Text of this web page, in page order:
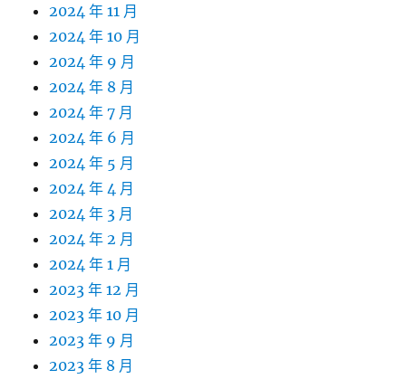
2024 年 11 月
2024 年 10 月
2024 年 9 月
2024 年 8 月
2024 年 7 月
2024 年 6 月
2024 年 5 月
2024 年 4 月
2024 年 3 月
2024 年 2 月
2024 年 1 月
2023 年 12 月
2023 年 10 月
2023 年 9 月
2023 年 8 月